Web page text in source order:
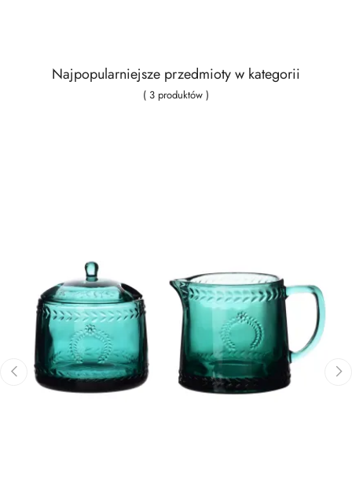
Najpopularniejsze przedmioty w kategorii
( 3 produktów )